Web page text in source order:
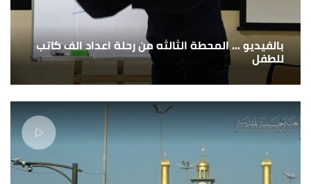
بالفيديو ... المحطة الثالثه من رحلة اعداد الف كاتب
للطفل